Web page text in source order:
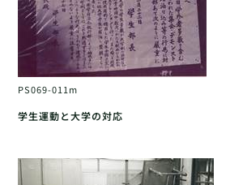
PS069-011m
学生運動と大学の対応